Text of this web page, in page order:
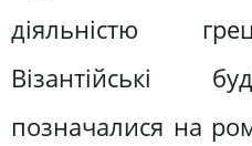
діяльністю
Візантійські
позначалися на